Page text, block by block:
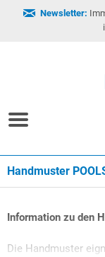
Newsletter:
Handmuster
Information zu den
Die Handmuster